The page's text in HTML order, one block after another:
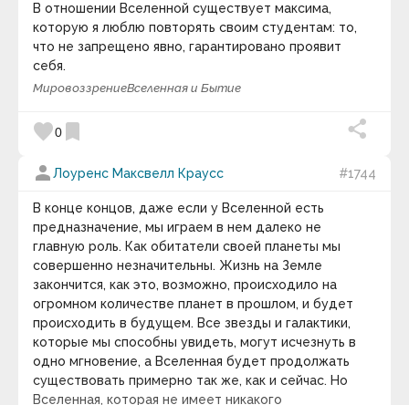
Александр Васильевич Круглов
Александр Васильевич Суворов
Александр Владимирович Виленкин
Александр Вяземка
Александр Гарриевич Круглов
Александр Герцен
Александр Дюма
Александр Иванович Волошин
Александр Македонский
Александр Скрябин
Александра Коллонтай
Алексей Николаевич Леонтьев
Алексей Николаевич Толстой
Алексей Ремович Хохлов
Алексис Токвиль
Ален Маккензи
Алессандро д`Авения
Алико Данготе
Аль Квотион
Аль-Бируни
Альбер Камю
В отношении Вселенной существует максима,
которую я люблю повторять своим студентам: то,
что не запрещено явно, гарантировано проявит
себя.
МировоззрениеВселенная и Бытие
favorite0 bookmark
personЛоуренс Максвелл Краусс #1744
В конце концов, даже если у Вселенной есть
предназначение, мы играем в нем далеко не
главную роль. Как обитатели своей планеты мы
совершенно незначительны. Жизнь на Земле
закончится, как это, возможно, происходило на
огромном количестве планет в прошлом, и будет
происходить в будущем. Все звезды и галактики,
которые мы способны увидеть, могут исчезнуть в
одно мгновение, а Вселенная будет продолжать
существовать примерно так же, как и сейчас. Но
Вселенная, которая не имеет никакого
Видео дня
10 : 00
Гипотеза квантового сознания | Мозг квантовый
компьютер.
keyboard_arrow_down
Фотография дня